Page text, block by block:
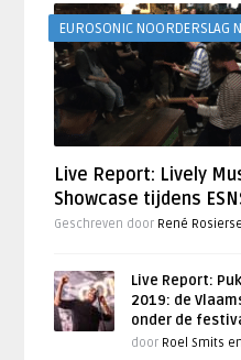
EUROSONIC NOORDERSLAG
Live Report: Lively
Showcase tijdens
Geschreven door René Rosierse
Live Report:
2019: de
onder de
door Roel Smits